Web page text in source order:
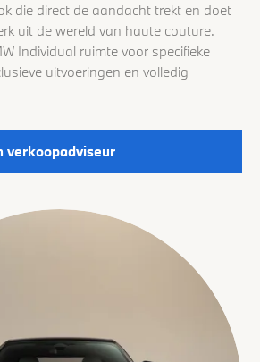
die direct de aandacht trekt en doet
uit de wereld van haute couture.
Individual ruimte voor specifieke
uitvoeringen en volledig
verkoopadviseur